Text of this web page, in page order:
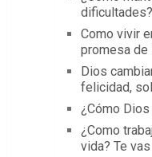
dificultades?
Como vivir
promesa de
Dios
felicidad,
¿Cómo
¿Como
vida? Te